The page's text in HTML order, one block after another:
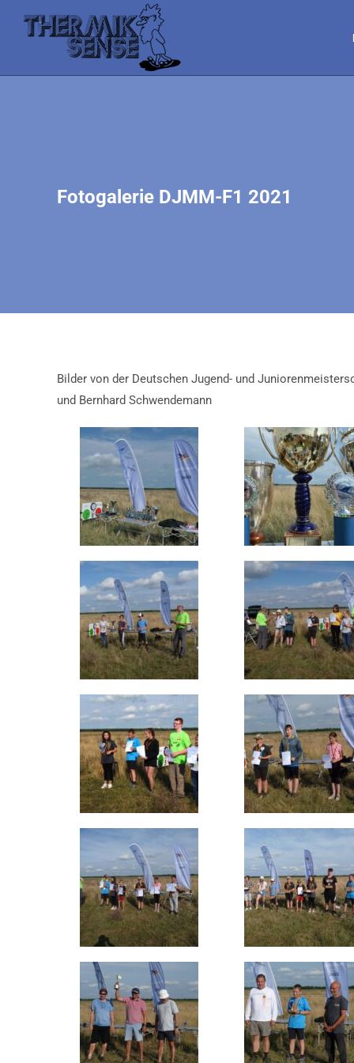
Fotogalerie DJMM-F1 2021
Bilder von der Deutschen Jugend- und
und Bernhard Schwendemann